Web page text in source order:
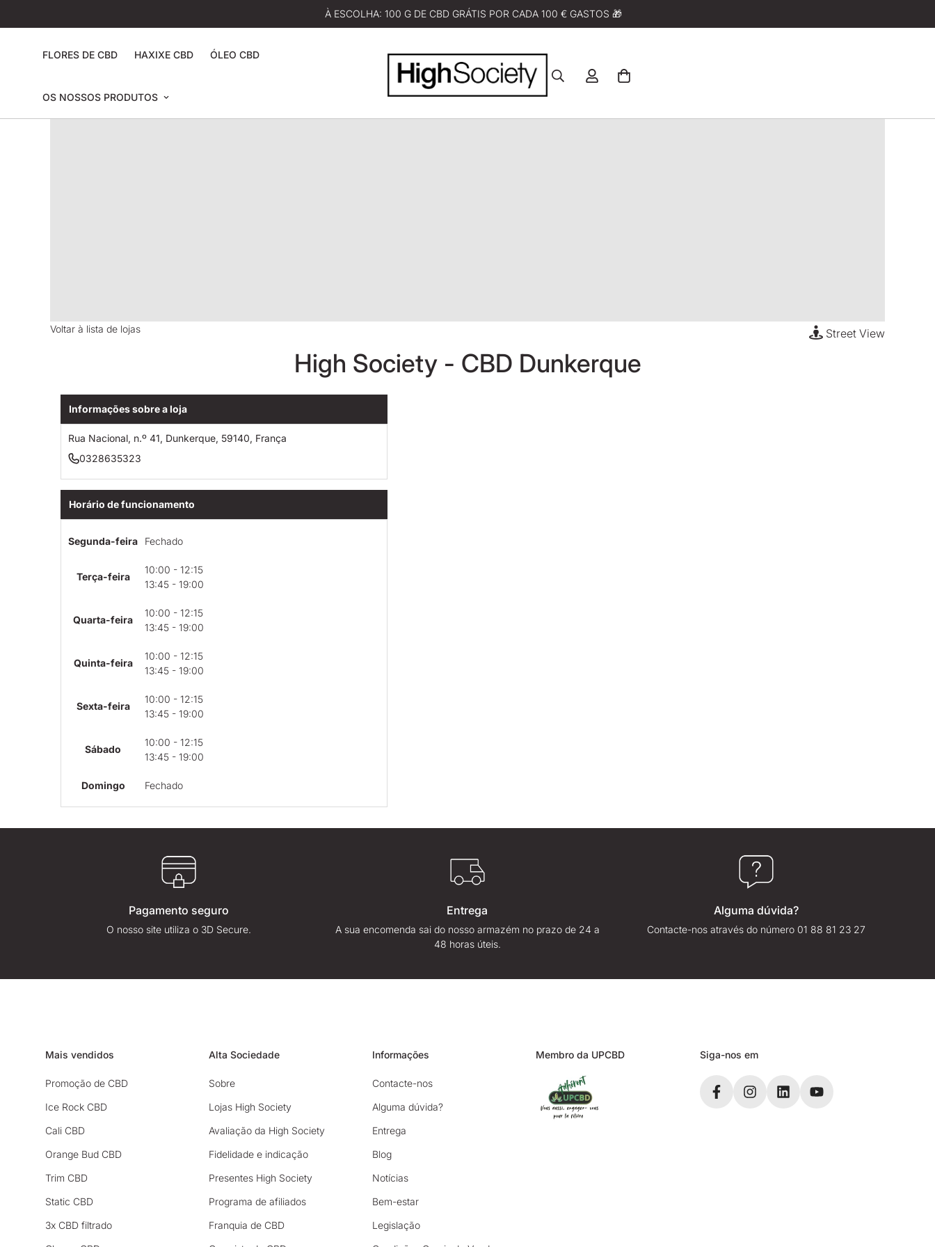
À ESCOLHA: 100 G DE CBD GRÁTIS POR CADA 100 € GASTOS 🎁
FLORES DE CBD HAXIXE CBD ÓLEO CBD
OS NOSSOS PRODUTOS
Street View
Voltar à lista de lojas
High Society - CBD Dunkerque
Informações sobre a loja
Rua Nacional, n.º 41, Dunkerque, 59140, França
0328635323
Horário de funcionamento
Segunda-feira Fechado
Terça-feira
10:00 - 12:15
13:45 - 19:00
Quarta-feira
10:00 - 12:15
13:45 - 19:00
Quinta-feira
10:00 - 12:15
13:45 - 19:00
Sexta-feira
10:00 - 12:15
13:45 - 19:00
Sábado
10:00 - 12:15
13:45 - 19:00
Domingo Fechado
Pagamento seguro
O nosso site utiliza o 3D Secure.
Entrega
A sua encomenda sai do nosso armazém no prazo de 24 a
48 horas úteis.
Alguma dúvida?
Contacte-nos através do número 01 88 81 23 27
Mais vendidos
Promoção de CBD
Ice Rock CBD
Cali CBD
Orange Bud CBD
Trim CBD
Static CBD
3x CBD filtrado
Alta Sociedade
Sobre
Lojas High Society
Avaliação da High Society
Fidelidade e indicação
Presentes High Society
Programa de afiliados
Franquia de CBD
Informações
Contacte-nos
Alguma dúvida?
Entrega
Blog
Notícias
Bem-estar
Legislação
Membro da UPCBD Siga-nos em